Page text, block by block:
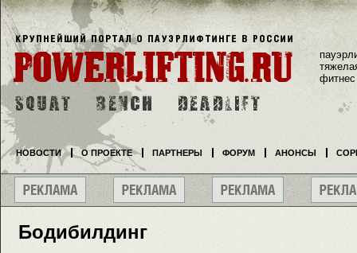
Бодибилдинг
фитнес
НОВОСТИ О ПРОЕКТЕ ПАРТНЕРЫ ФОРУМ АНОНСЫ